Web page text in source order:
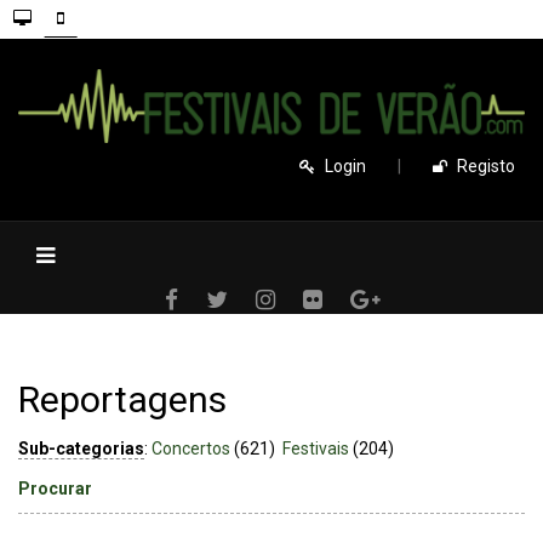
Login Registo
Reportagens
Sub-categorias: Concertos (621) Festivais (204)
Procurar